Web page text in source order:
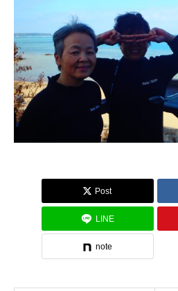
Post
LINE
note